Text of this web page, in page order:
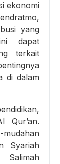
ekonomi
yang
dapat
terkait
di dalam
Qur’an.
Syariah